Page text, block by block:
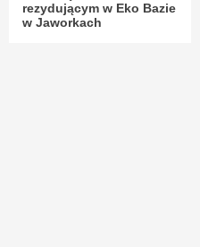
rezydującym w Eko Bazie
w Jaworkach